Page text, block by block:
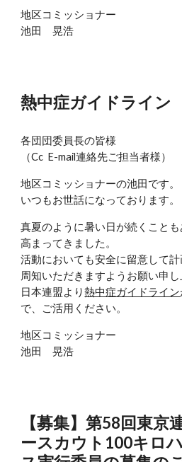
地区コミッショナー
池田 晃浩
熱中症ガイドライン
各団団委員長の皆様
（Cc E-mail連絡先ご担当者様）
地区コミッショナーの池田です。
いつもお世話になっております。
真夏のように暑い日が続くこと
高まってきました。
活動においても安全に留意して
周知いただきますようお願い申し
日本連盟より熱中症ガイドライン
で、ご活用ください。
地区コミッショナー
池田 晃浩
【募集】第58回東京
ースカウト100キロ